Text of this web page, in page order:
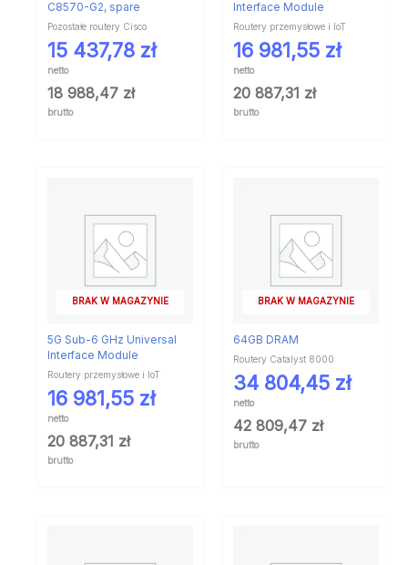
C8570-G2, spare
Pozostałe routery Cisco
15 437,78 zł
netto
18 988,47 zł
brutto
Interface Module
Routery przemysłowe i IoT
16 981,55 zł
netto
20 887,31 zł
brutto
BRAK W MAGAZYNIE
5G Sub-6 GHz Universal
Interface Module
Routery przemysłowe i IoT
16 981,55 zł
netto
20 887,31 zł
brutto
BRAK W MAGAZYNIE
64GB DRAM
Routery Catalyst 8000
34 804,45 zł
netto
42 809,47 zł
brutto